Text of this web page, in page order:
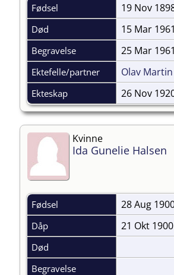
Fødsel 19 Nov
Død 15 Mar 1961
Begravelse 25 Mar 1961
Ektefelle/partner Olav
Ekteskap 26 Nov
Kvinne
Ida Gunelie Halsen
Fødsel 28 Aug
Dåp 21 Okt 1900
Død
Begravelse